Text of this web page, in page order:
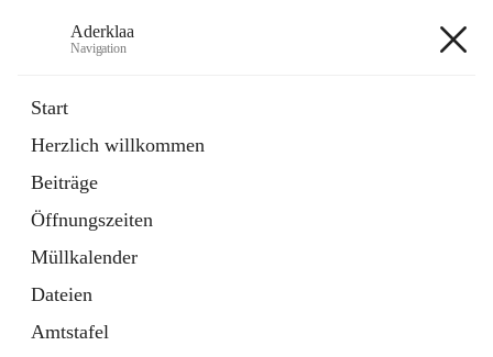
Aderklaa
Navigation
Start
Herzlich willkommen
Beiträge
Öffnungszeiten
Müllkalender
Dateien
Amtstafel
6 Schnellzugriffe
Gemeinde
3 Schnellzugriffe